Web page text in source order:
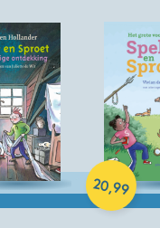
20,99
Hardcover